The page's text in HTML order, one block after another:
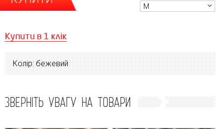
M
Купити в 1 клік
Колір: бежевий
ЗВЕРНІТЬ УВАГУ НА ТОВАРИ